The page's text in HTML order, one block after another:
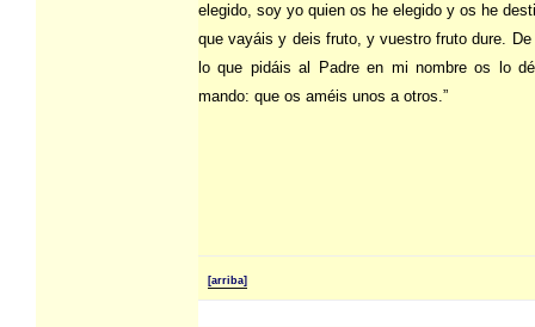
elegido, soy yo quien os he elegido y os he
que vayáis y deis fruto, y vuestro fruto dure. De
lo que pidáis al Padre en mi nombre os lo
mando: que os améis unos a otros.”
[arriba]